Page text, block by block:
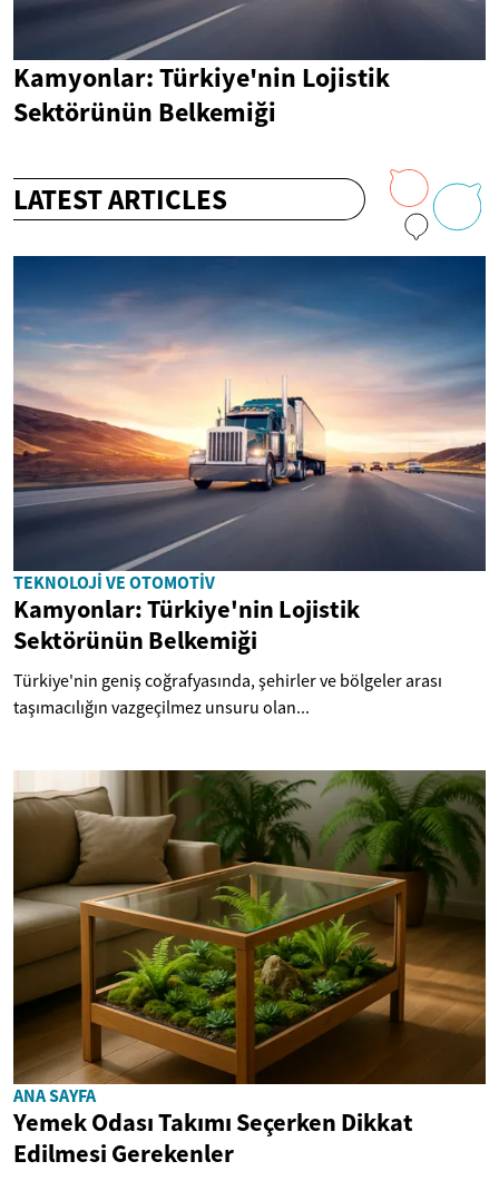
Kamyonlar: Türkiye'nin Lojistik
Sektörünün Belkemiği
LATEST ARTICLES
TEKNOLOJI VE OTOMOTIV
Kamyonlar: Türkiye'nin Lojistik
Sektörünün Belkemiği
Türkiye'nin geniş coğrafyasında, şehirler ve bölgeler arası
taşımacılığın vazgeçilmez unsuru olan...
ANA SAYFA
Yemek Odası Takımı Seçerken Dikkat
Edilmesi Gerekenler